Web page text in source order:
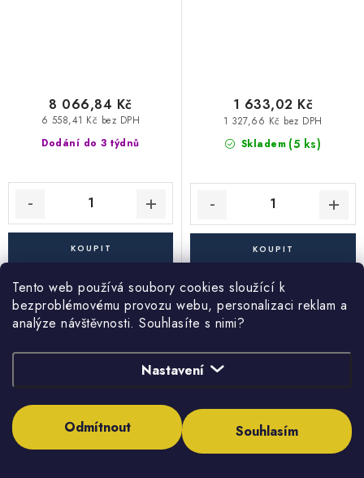
Tento web používá soubory cookies sloužící k
bezproblémovému provozu webu, personalizaci reklam a
analýze návštěvnosti. Souhlasíte s nimi?
Nastavení
Odmítnout Souhlasím
Dodání do 3 týdnů
6 558,41 Kč bez DPH
8 066,84 Kč
Skladem (5 ks)
1 327,66 Kč bez DPH
1 633,02 Kč
RV šachtové dno sběrné
315/200 mm - RVD-PPL -
200 mm (soutokové)
RV šachtové dno průběžné
315/200 mm - RVD-P - pro
mm (průtokové/revizní)